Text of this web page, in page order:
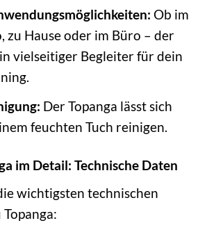
Ob im
zu Hause oder im Büro – der
vielseitiger Begleiter für dein
Der Topanga lässt sich
feuchten Tuch reinigen.
im Detail: Technische Daten
wichtigsten technischen